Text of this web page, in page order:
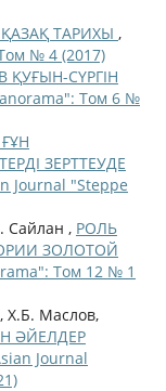
ТАРИХЫ ,
№ 4 (2017)
ҚУҒЫН-СҮРГІН
Том 6 №
ЗЕРТТЕУДЕ
Journal "Steppe
Сайлан , РОЛЬ
ЗОЛОТОЙ
Том 12 № 1
Х.Б. Маслов,
ӘЙЕЛДЕР
Journal